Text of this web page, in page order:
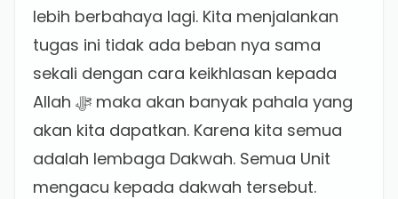
lebih berbahaya lagi. Kita menjalankan
tugas ini tidak ada beban nya sama
sekali dengan cara keikhlasan kepada
Allah ﷻ maka akan banyak pahala yang
akan kita dapatkan. Karena kita semua
adalah lembaga Dakwah. Semua Unit
mengacu kepada dakwah tersebut.